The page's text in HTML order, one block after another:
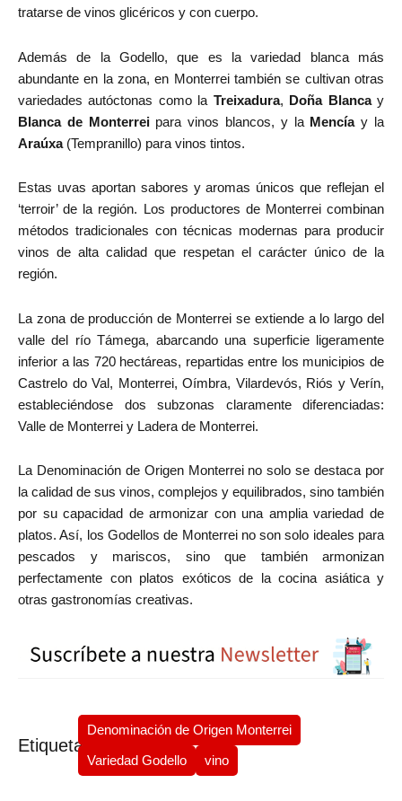
tratarse de vinos glicéricos y con cuerpo.
Además de la Godello, que es la variedad blanca más
abundante en la zona, en Monterrei también se cultivan otras
variedades autóctonas como la Treixadura, Doña Blancay
Blanca de Monterreipara vinos blancos, y la Mencíay la
Araúxa(Tempranillo) para vinos tintos.
Estas uvas aportan sabores y aromas únicos que reflejan el
‘terroir’ de la región. Los productores de Monterrei combinan
métodos tradicionales con técnicas modernas para producir
vinos de alta calidad que respetan el carácter único de la
región.
La zona de producción de Monterrei se extiende a lo largo del
valle del río Támega, abarcando una superficie ligeramente
inferior a las 720 hectáreas, repartidas entre los municipios de
Castrelo do Val, Monterrei, Oímbra, Vilardevós, Riós y Verín,
estableciéndose dos subzonas claramente diferenciadas:
Valle de Monterrei y Ladera de Monterrei.
La Denominación de Origen Monterrei no solo se destaca por
la calidad de sus vinos, complejos y equilibrados, sino también
por su capacidad de armonizar con una amplia variedad de
platos. Así, los Godellos de Monterrei no son solo ideales para
pescados y mariscos, sino que también armonizan
perfectamente con platos exóticos de la cocina asiática y
otras gastronomías creativas.
Etiquetas
Denominación de Origen Monterrei
Variedad Godello vino